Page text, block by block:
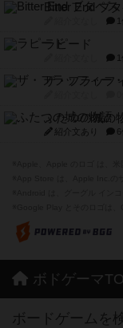
Bitter End ブ
ラピード
ザ・フラッフ
ふたつの城の
紹介文あり
ボドゲーマ
ボードゲームを